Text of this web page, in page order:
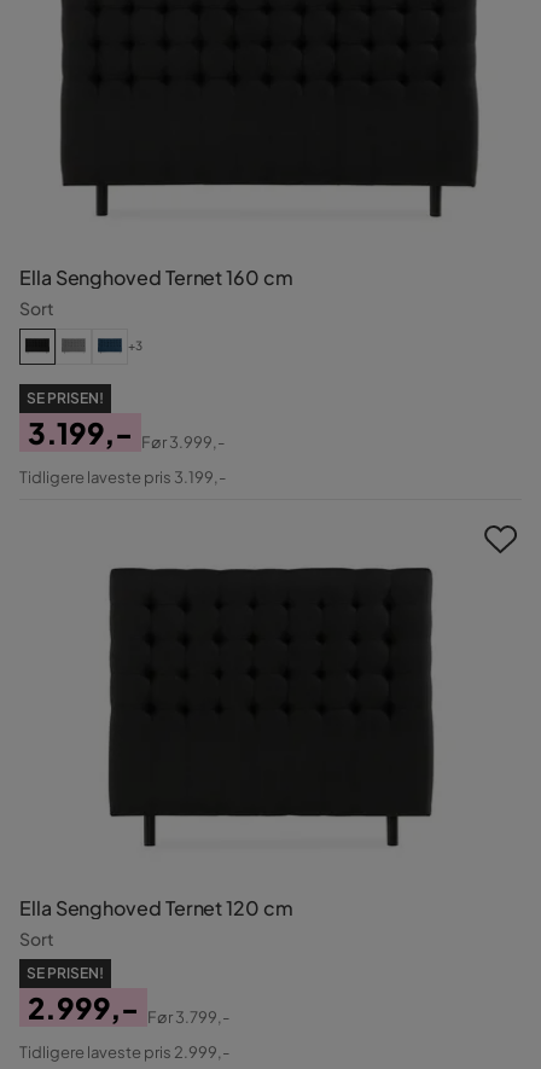
Ella Senghoved Ternet 160 cm
Sort
+3
SE PRISEN!
Pris
3.199,-
Original
Før3.999,-
Tidligere laveste pris 3.199,-
Ella Senghoved Ternet 120 cm
Sort
SE PRISEN!
Pris
2.999,-
Original
Før3.799,-
Tidligere laveste pris 2.999,-